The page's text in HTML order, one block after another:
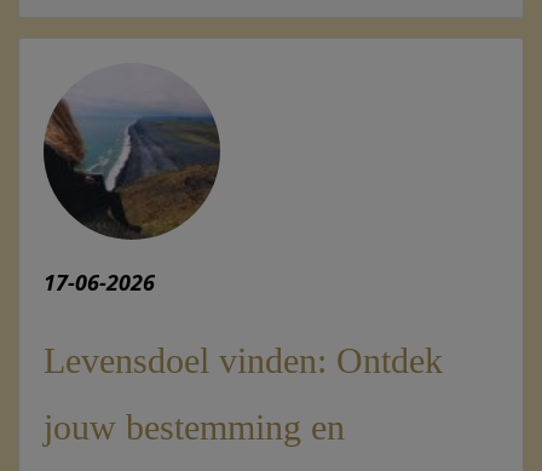
17-06-2026
Levensdoel vinden: Ontdek
jouw bestemming en